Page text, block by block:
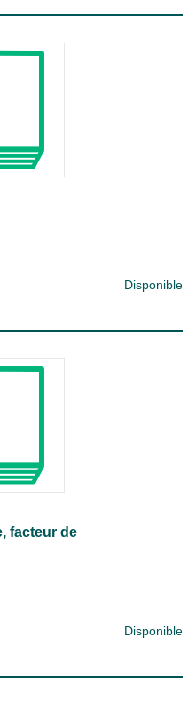
Disponible
facteur de
Disponible